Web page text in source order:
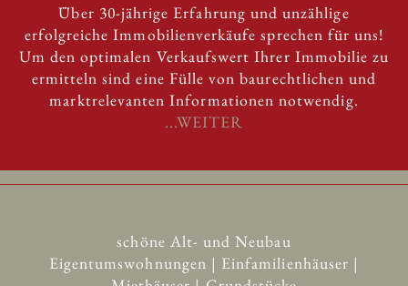
Über 30-jährige Erfahrung und unzählige
erfolgreiche Immobilienverkäufe sprechen für uns!
Um den optimalen Verkaufswert Ihrer Immobilie zu
ermitteln sind eine Fülle von baurechtlichen und
marktrelevanten Informationen notwendig.
...WEITER
schöne Alt- und Neubau
Eigentumswohnungen | Einfamilienhäuser |